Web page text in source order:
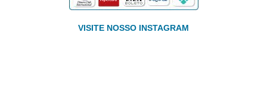
VISITE NOSSO INSTAGRAM